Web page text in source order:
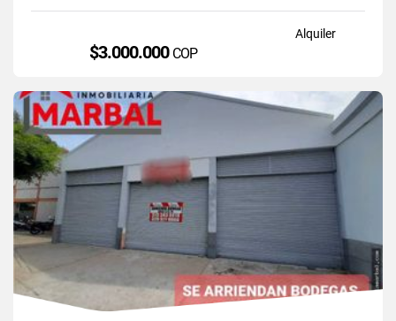
Alquiler
$3.000.000 COP